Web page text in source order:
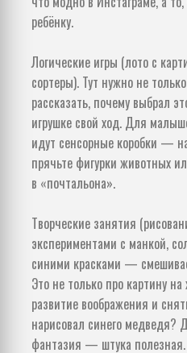
ребёнку.
Логические игры (лото с
сортеры). Тут нужно не
рассказать, почему выбрал
игрушке свой ход. Для
идут сенсорные коробки —
прячьте фигурки животных
в «почтальона».
Творческие занятия
экспериментами с манкой,
синими красками —
Это не только про картину
развитие воображения и
нарисовал синего медведя?
фантазия — штука полезная.